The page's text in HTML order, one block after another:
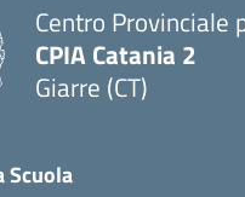
Centro Provinciale
CPIA Catania 2
Giarre (CT)
Scuola